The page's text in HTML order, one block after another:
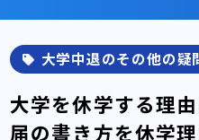
大学中退のその他の疑
大学を休学する理
届の書き方を休学